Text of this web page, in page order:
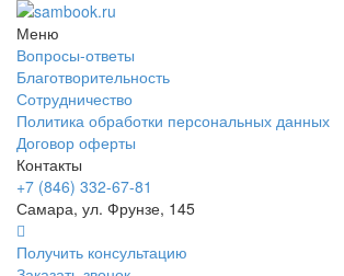
Меню
Вопросы-ответы
Благотворительность
Сотрудничество
Политика обработки персональных данных
Договор оферты
Контакты
+7 (846) 332-67-81
Самара, ул. Фрунзе, 145
Получить консультацию